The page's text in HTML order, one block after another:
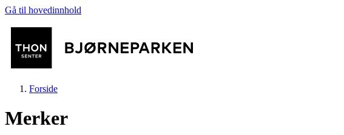
Gå til hovedinnhold
Forside
Merker